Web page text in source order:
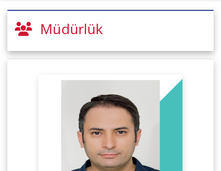
Müdürlük